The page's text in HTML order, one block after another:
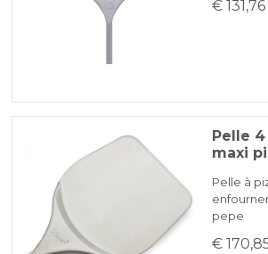
€ 131,76
Pelle
maxi
Pelle à
pepe
€